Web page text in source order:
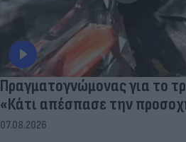
Πραγματογνώμονας για το
«Κάτι απέσπασε την
07.08.2026